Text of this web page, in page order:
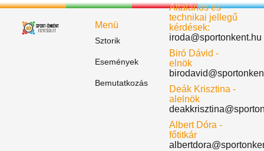
Menü
Sztorik
Események
Bemutatkozás
Általános és
technikai jellegű
kérdések:
iroda@sportonkent.hu
Biró Dávid -
elnök
Deák Krisztina -
alelnök
Albert Dóra -
főtitkár